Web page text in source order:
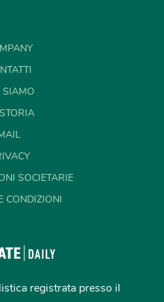
SIAMO
SOCIETARIE
CONDIZIONI
registrata presso il